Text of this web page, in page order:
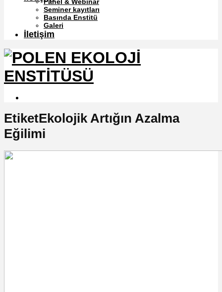
Seminer kayıtları
Basında Enstitü
Galeri
İletişim
EtiketEkolojik Artığın Azalma
Eğilimi